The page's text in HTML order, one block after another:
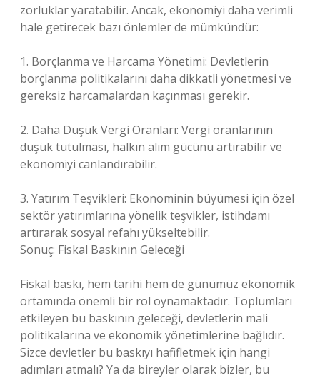
zorluklar yaratabilir. Ancak, ekonomiyi daha verimli
hale getirecek bazı önlemler de mümkündür:
1. Borçlanma ve Harcama Yönetimi: Devletlerin
borçlanma politikalarını daha dikkatli yönetmesi ve
gereksiz harcamalardan kaçınması gerekir.
2. Daha Düşük Vergi Oranları: Vergi oranlarının
düşük tutulması, halkın alım gücünü artırabilir ve
ekonomiyi canlandırabilir.
3. Yatırım Teşvikleri: Ekonominin büyümesi için özel
sektör yatırımlarına yönelik teşvikler, istihdamı
artırarak sosyal refahı yükseltebilir.
Sonuç: Fiskal Baskının Geleceği
Fiskal baskı, hem tarihi hem de günümüz ekonomik
ortamında önemli bir rol oynamaktadır. Toplumları
etkileyen bu baskının geleceği, devletlerin mali
politikalarına ve ekonomik yönetimlerine bağlıdır.
Sizce devletler bu baskıyı hafifletmek için hangi
adımları atmalı? Ya da bireyler olarak bizler, bu